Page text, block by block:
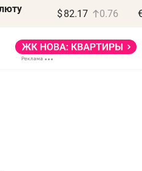
$ 82.17 0.76